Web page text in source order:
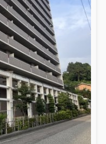
即日のスピード査定や、
まいりました。
です。
社問い合わせフォー
076-223-
から――